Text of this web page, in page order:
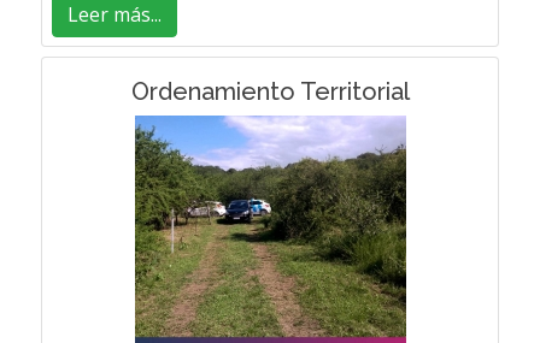
Leer más...
Ordenamiento Territorial